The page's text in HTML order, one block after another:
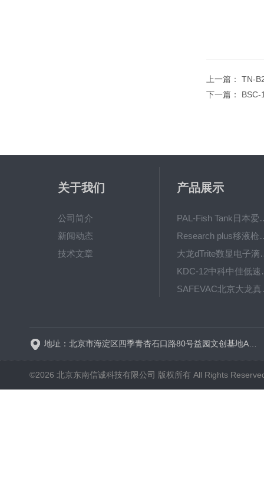
上一篇： TN-
下一篇： BSC-
关于我们
公司简介
新闻动态
技术文章
产品展示
PAL-Fish Tank
Research plus
大龙dTrite
KDC-
©2026 北京东南信诚科技有限公司 版权所有 All Rights